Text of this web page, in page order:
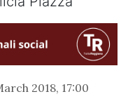
2018, 17:00